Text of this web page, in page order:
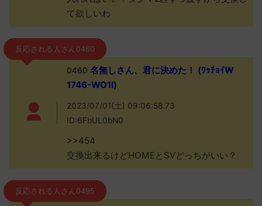
て欲しいわ
反応される人さん0460
0460 名無しさん、君に決めた！ (ﾜｯﾁｮｲW
1746-WO1l)
2023/07/01(土) 09:06:58.73
ID:6FbUL0bN0
>>454
交換出来るけどHOMEとSVどっちがいい？
反応される人さん0495